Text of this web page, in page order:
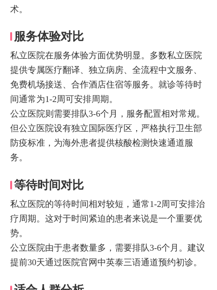
术。
服务体验对比
私立医院在服务体验方面优势明显。多数私立医院
提供专属医疗翻译、独立病房、全流程中文服务、
免费机场接送、合作酒店住宿等服务。就诊等待时
间通常为1-2周可安排周期。
公立医院则需要排队3-6个月，服务配置相对常规。
但公立医院设有独立国际医疗区，严格执行卫生部
防疫标准，为海外患者提供核酸检测快速通道服
务。
等待时间对比
私立医院的等待时间相对较短，通常1-2周可安排治
疗周期。这对于时间紧迫的患者来说是一个重要优
势。
公立医院由于患者数量多，需要排队3-6个月。建议
提前30天通过医院官网中英泰三语通道预约初诊。